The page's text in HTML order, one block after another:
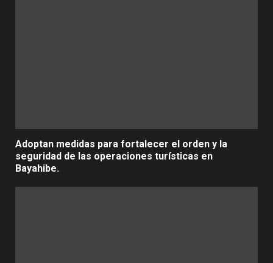
Adoptan medidas para fortalecer el orden y la
seguridad de las operaciones turísticas en
Bayahibe.